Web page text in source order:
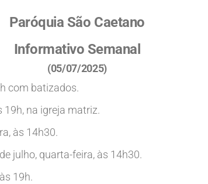
Paróquia São Caetano
Informativo Semanal
(05/07/2025)
com batizados.
19h, na igreja matriz.
às 14h30.
julho, quarta-feira, às 14h30.
19h.